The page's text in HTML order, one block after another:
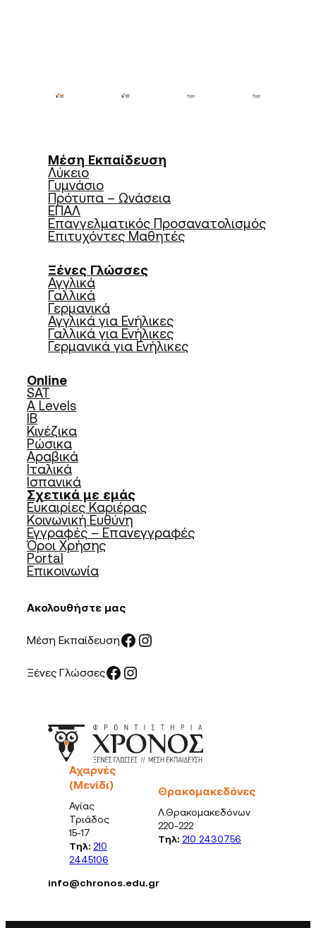
Μέση Εκπαίδευση
Λύκειο
Γυμνάσιο
Πρότυπα – Ωνάσεια
ΕΠΑΛ
Επαγγελματικός Προσανατολισμός
Επιτυχόντες Μαθητές
Ξένες Γλώσσες
Αγγλικά
Γαλλικά
Γερμανικά
Αγγλικά για Ενήλικες
Γαλλικά για Ενήλικες
Γερμανικά για Ενήλικες
Online
SAT
A Levels
IB
Κινέζικα
Ρώσικα
Αραβικά
Ιταλικά
Ισπανικά
Σχετικά με εμάς
Ευκαιρίες Καριέρας
Κοινωνική Ευθύνη
Εγγραφές – Επανεγγραφές
Όροι Χρήσης
Portal
Επικοινωνία
Ακολουθήστε μας
Μέση ΕκπαίδευσηFacebook Instagram
Ξένες ΓλώσσεςFacebook Instagram
Αχαρνές
(Μενίδι)
Αγίας
Τριάδος
15-17
Τηλ: 210
2445106
Θρακομακεδόνες
Λ.Θρακομακεδόνων
220-222
Τηλ: 210 2430756
info@chronos.edu.gr